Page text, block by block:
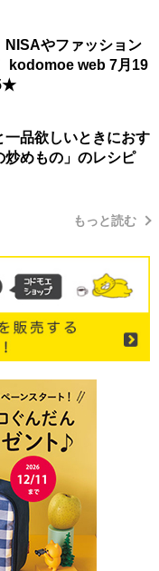
NISAやファッション
kodomoe web 7月19
一品欲しいときにおす
炒めもの」のレシピ
もっと読む